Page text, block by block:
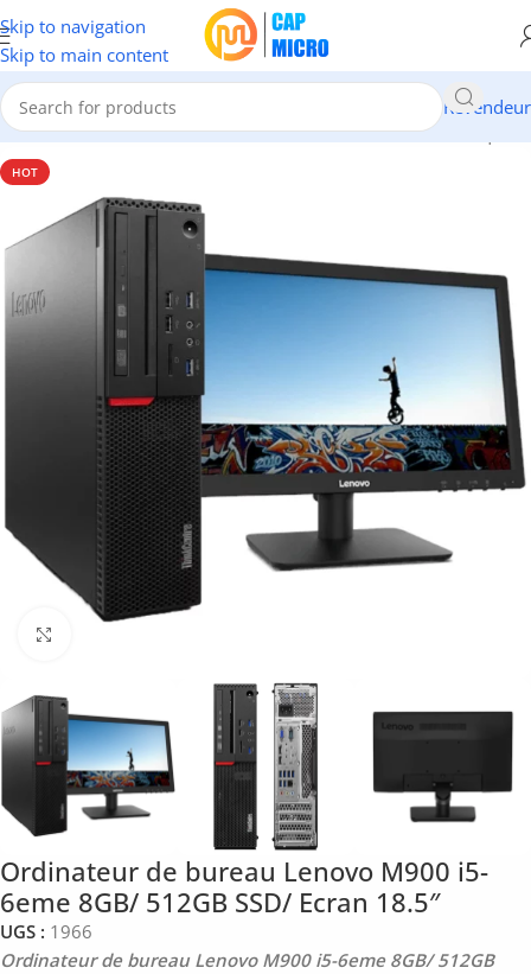
Skip to navigation
Skip to main content
Revendeur
Accueil/INFORMATIQUE/Pc de Bureau & Serveur/Pc de Marque
HOT
Ordinateur de bureau Lenovo M900 i5-
6eme 8GB/ 512GB SSD/ Ecran 18.5″
UGS : 1966
Ordinateur de bureau Lenovo M900 i5-6eme 8GB/ 512GB